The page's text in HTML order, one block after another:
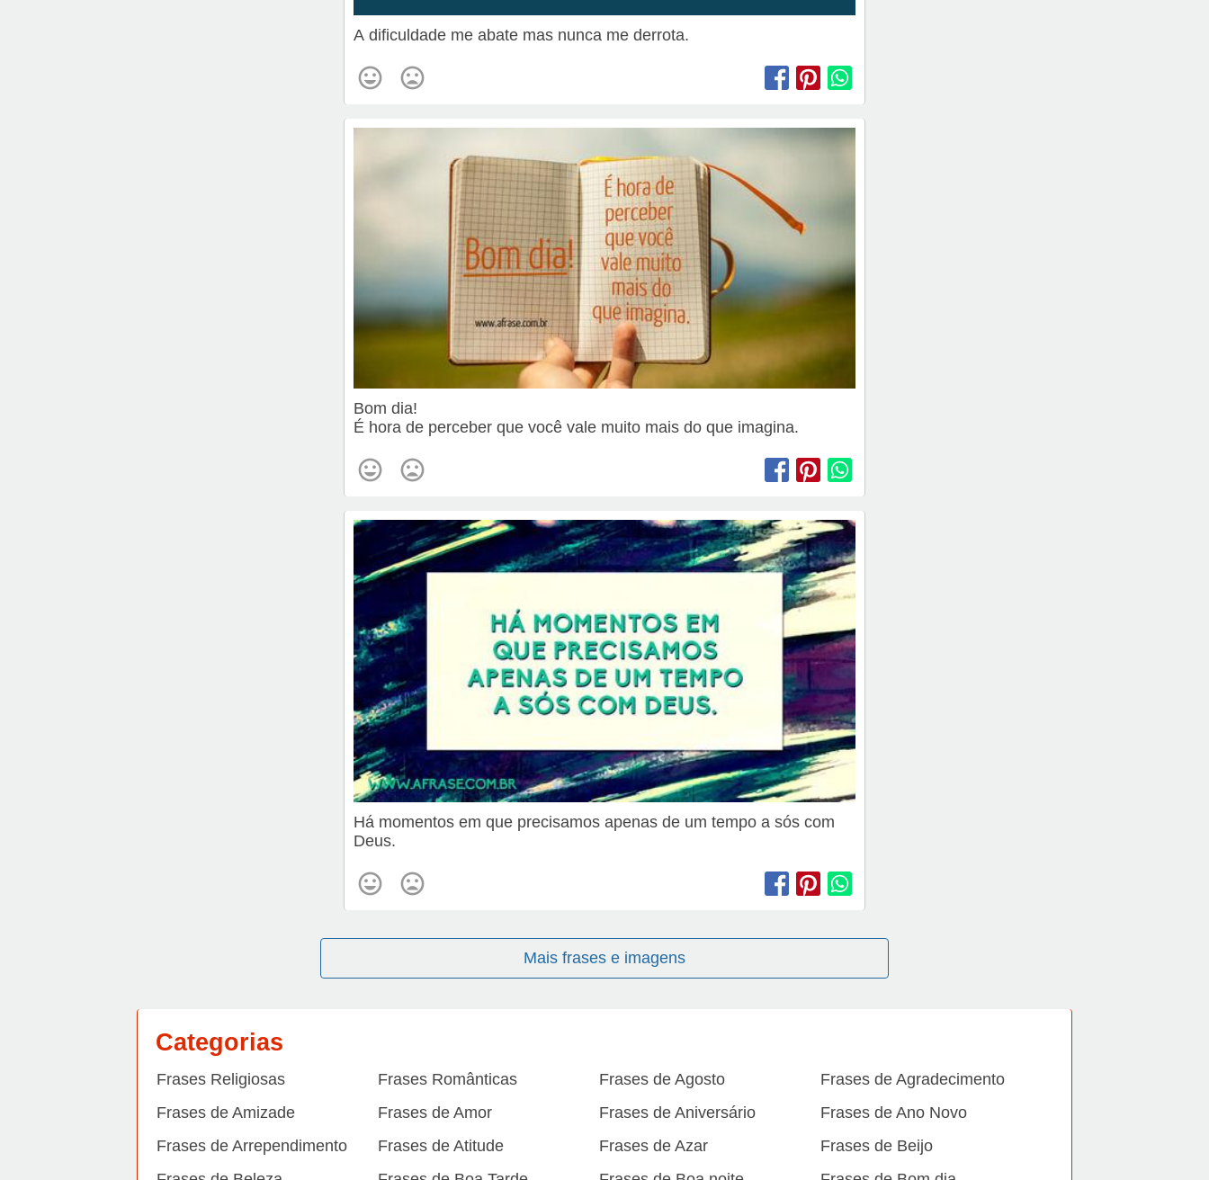
A dificuldade me abate mas nunca me derrota.
Bom dia!
É hora de perceber que você vale muito mais do que imagina.
Há momentos em que precisamos apenas de um tempo a sós com
Deus.
Mais frases e imagens
Categorias
Frases Religiosas Frases Românticas Frases de Agosto
Frases de Agradecimento
Frases de Amizade
Frases de Amor Frases de Aniversário
Frases de Ano Novo
Frases de Arrependimento
Frases de Atitude Frases de Azar
Frases de Beijo